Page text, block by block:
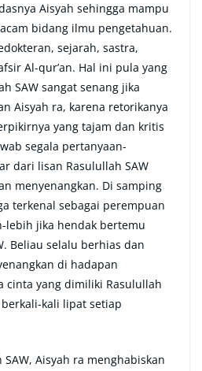
Aisyah sehingga mampu
bidang ilmu pengetahuan.
sejarah, sastra,
Al-qur’an. Hal ini pula yang
SAW sangat senang jika
Aisyah ra, karena retorikanya
yang tajam dan kritis
segala pertanyaan-
dari lisan Rasulullah SAW
menyenangkan. Di samping
terkenal sebagai perempuan
lebih jika hendak bertemu
Beliau selalu berhias dan
di hadapan
cinta yang dimiliki Rasulullah
kali lipat setiap
Aisyah ra menghabiskan